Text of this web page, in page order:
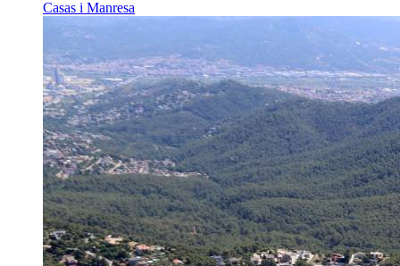
Casas i Manresa